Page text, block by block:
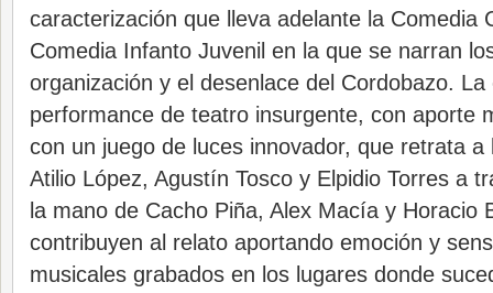
caracterización que lleva adelante la Comedia
Comedia Infanto Juvenil en la que se narran
organización y el desenlace del Cordobazo.
performance de teatro insurgente, con aporte
con un juego de luces innovador, que retrata a
Atilio López, Agustín Tosco y Elpidio Torres a
la mano de Cacho Piña, Alex Macía y Horacio
contribuyen al relato aportando emoción y
musicales grabados en los lugares donde